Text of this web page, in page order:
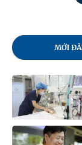
MỚI